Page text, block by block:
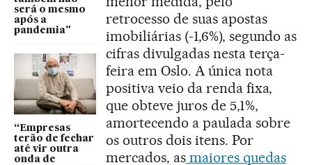
será o mesmo
após a
pandemia"
“Empresas
terão de fechar
até vir outra
onda de
retrocesso de suas apostas
imobiliárias (-1,6%), segundo as
cifras divulgadas nesta terça-
feira em Oslo. A única nota
positiva veio da renda fixa,
que obteve juros de 5,1%,
amortecendo a paulada sobre
os outros dois itens. Por
mercados, asmaiores quedas